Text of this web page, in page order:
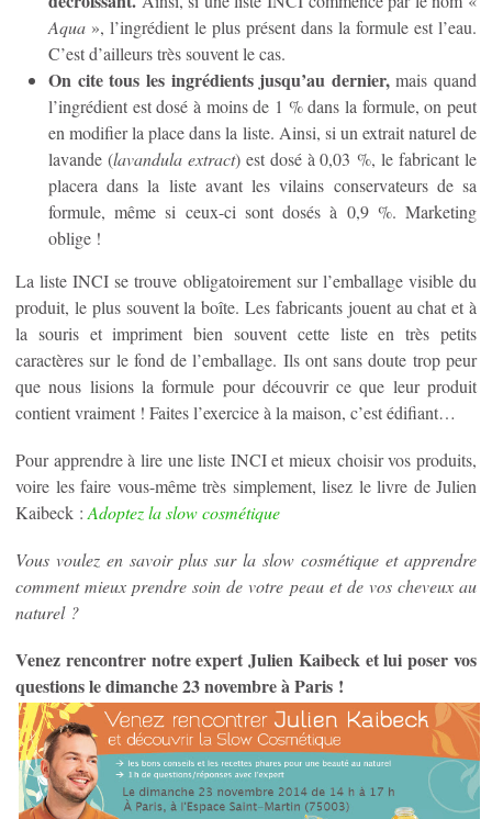
Aqua », l’ingrédient le plus présent dans la formule est l’eau.
C’est d’ailleurs très souvent le cas.
On cite tous les ingrédients jusqu’au dernier,mais quand
l’ingrédient est dosé à moins de 1 % dans la formule, on peut
en modifier la place dans la liste. Ainsi, si un extrait naturel de
lavande (lavandula extract) est dosé à 0,03 %, le fabricant le
placera dans la liste avant les vilains conservateurs de sa
formule, même si ceux-ci sont dosés à 0,9 %. Marketing
oblige !
La liste INCI se trouve obligatoirement sur l’emballage visible du
produit, le plus souvent la boîte. Les fabricants jouent au chat et à
la souris et impriment bien souvent cette liste en très petits
caractères sur le fond de l’emballage. Ils ont sans doute trop peur
que nous lisions la formule pour découvrir ce que leur produit
contient vraiment ! Faites l’exercice à la maison, c’est édifiant…
Pour apprendre à lire une liste INCI et mieux choisir vos produits,
voire les faire vous-même très simplement, lisez le livre de Julien
Kaibeck : Adoptez la slow cosmétique
Vous voulez en savoir plus sur la slow cosmétique et apprendre
comment mieux prendre soin de votre peau et de vos cheveux au
naturel ?
Venez rencontrer notre expert Julien Kaibeck et lui poser vos
questions le dimanche 23 novembre à Paris !